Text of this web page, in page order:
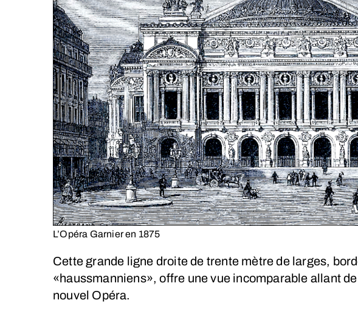
L’Opéra Garnier en 1875
Cette grande ligne droite de trente mètre de larges,
«haussmanniens», offre une vue incomparable allant
nouvel Opéra.